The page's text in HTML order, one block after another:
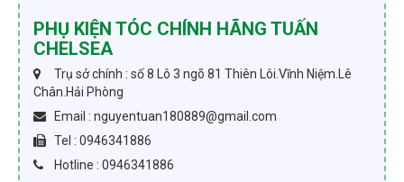
PHỤ KIỆN TÓC CHÍNH HÃNG TUẤN
CHELSEA
Trụ sở chính : số 8 Lô 3 ngõ 81 Thiên Lôi.Vĩnh Niệm.Lê
Chân.Hải Phòng
Email : nguyentuan180889@gmail.com
Tel : 0946341886
Hotline : 0946341886